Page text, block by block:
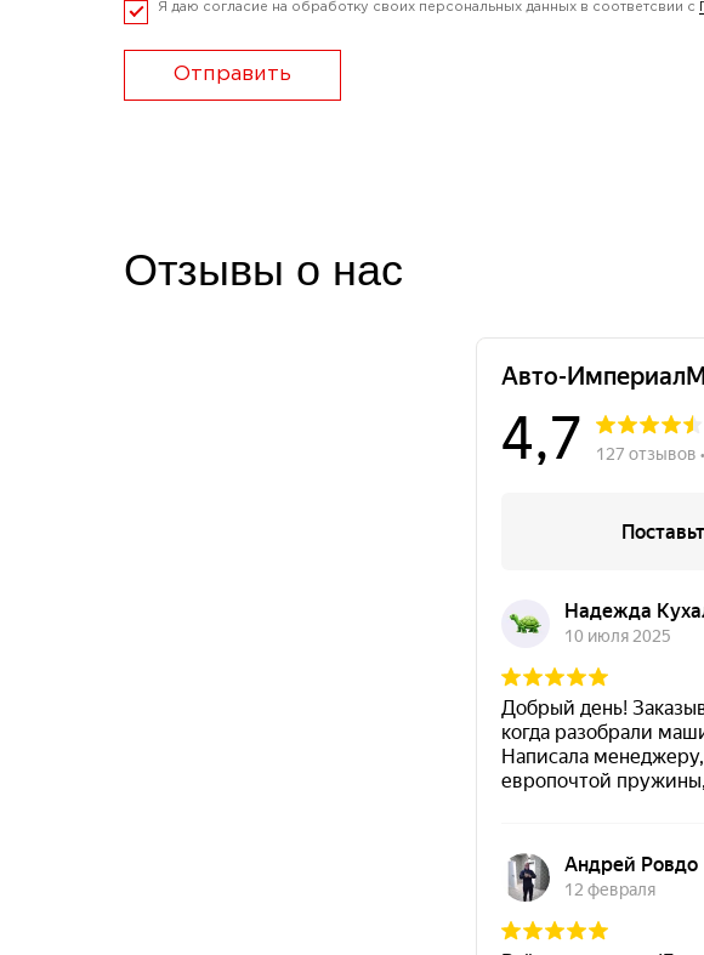
Я даю согласие на обработку своих персональных данных в соответсвии с
Отправить
Отзывы о нас